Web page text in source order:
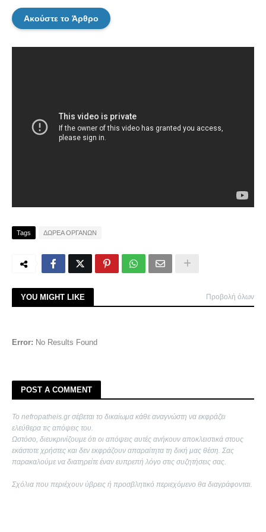
Ακούστε το Άρθρο
Tags ΔΩΡΕΑ ΟΡΓΑΝΩΝ
YOU MIGHT LIKE Προβολή όλων
Error: No Results Found
POST A COMMENT
Το nefropatheis.gr σέβεται το δικαίωμα κάθε αναγνώστη να εκφράζει
ελεύθερα τις απόψεις του.
Ωστόσο, διευκρινίζουμε ότι οι απόψεις αυτές ανήκουν αποκλειστικά στους
εκάστοτε χρήστες και δεν εκφράζουν απαραίτητα τη δική μας θέση. Σας
παρακαλούμε να διατηρείτε έναν ευπρεπή λόγο στις συζητήσεις σας.
Σχόλια που περιέχουν ύβρεις ή προσβλητικό περιεχόμενο θα διαγράφονται.